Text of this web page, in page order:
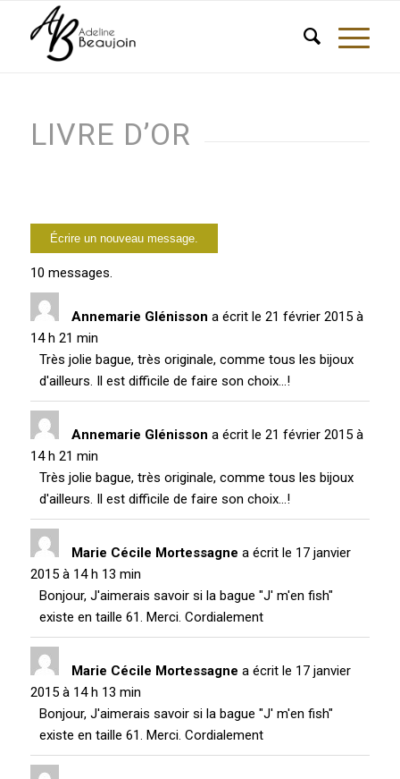
LIVRE D’OR
10 messages.
Annemarie Glénisson a écrit le 21 février 2015 à
14 h 21 min
Très jolie bague, très originale, comme tous les bijoux
d'ailleurs. Il est difficile de faire son choix...!
Annemarie Glénisson a écrit le 21 février 2015 à
14 h 21 min
Très jolie bague, très originale, comme tous les bijoux
d'ailleurs. Il est difficile de faire son choix...!
Marie Cécile Mortessagne a écrit le 17 janvier
2015 à 14 h 13 min
Bonjour, J'aimerais savoir si la bague "J' m'en fish"
existe en taille 61. Merci. Cordialement
Marie Cécile Mortessagne a écrit le 17 janvier
2015 à 14 h 13 min
Bonjour, J'aimerais savoir si la bague "J' m'en fish"
existe en taille 61. Merci. Cordialement